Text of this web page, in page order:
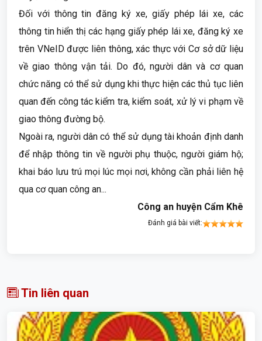
Đối với thông tin đăng ký xe, giấy phép lái xe, các
thông tin hiển thị các hạng giấy phép lái xe, đăng ký xe
trên VNeID được liên thông, xác thực với Cơ sở dữ liệu
về giao thông vận tải. Do đó, người dân và cơ quan
chức năng có thể sử dụng khi thực hiện các thủ tục liên
quan đến công tác kiểm tra, kiểm soát, xử lý vi phạm về
giao thông đường bộ.
Ngoài ra, người dân có thể sử dụng tài khoản định danh
để nhập thông tin về người phụ thuộc, người giám hộ;
khai báo lưu trú mọi lúc mọi nơi, không cần phải liên hệ
qua cơ quan công an...
Công an huyện Cẩm Khê
Đánh giá bài viết:
Tin liên quan